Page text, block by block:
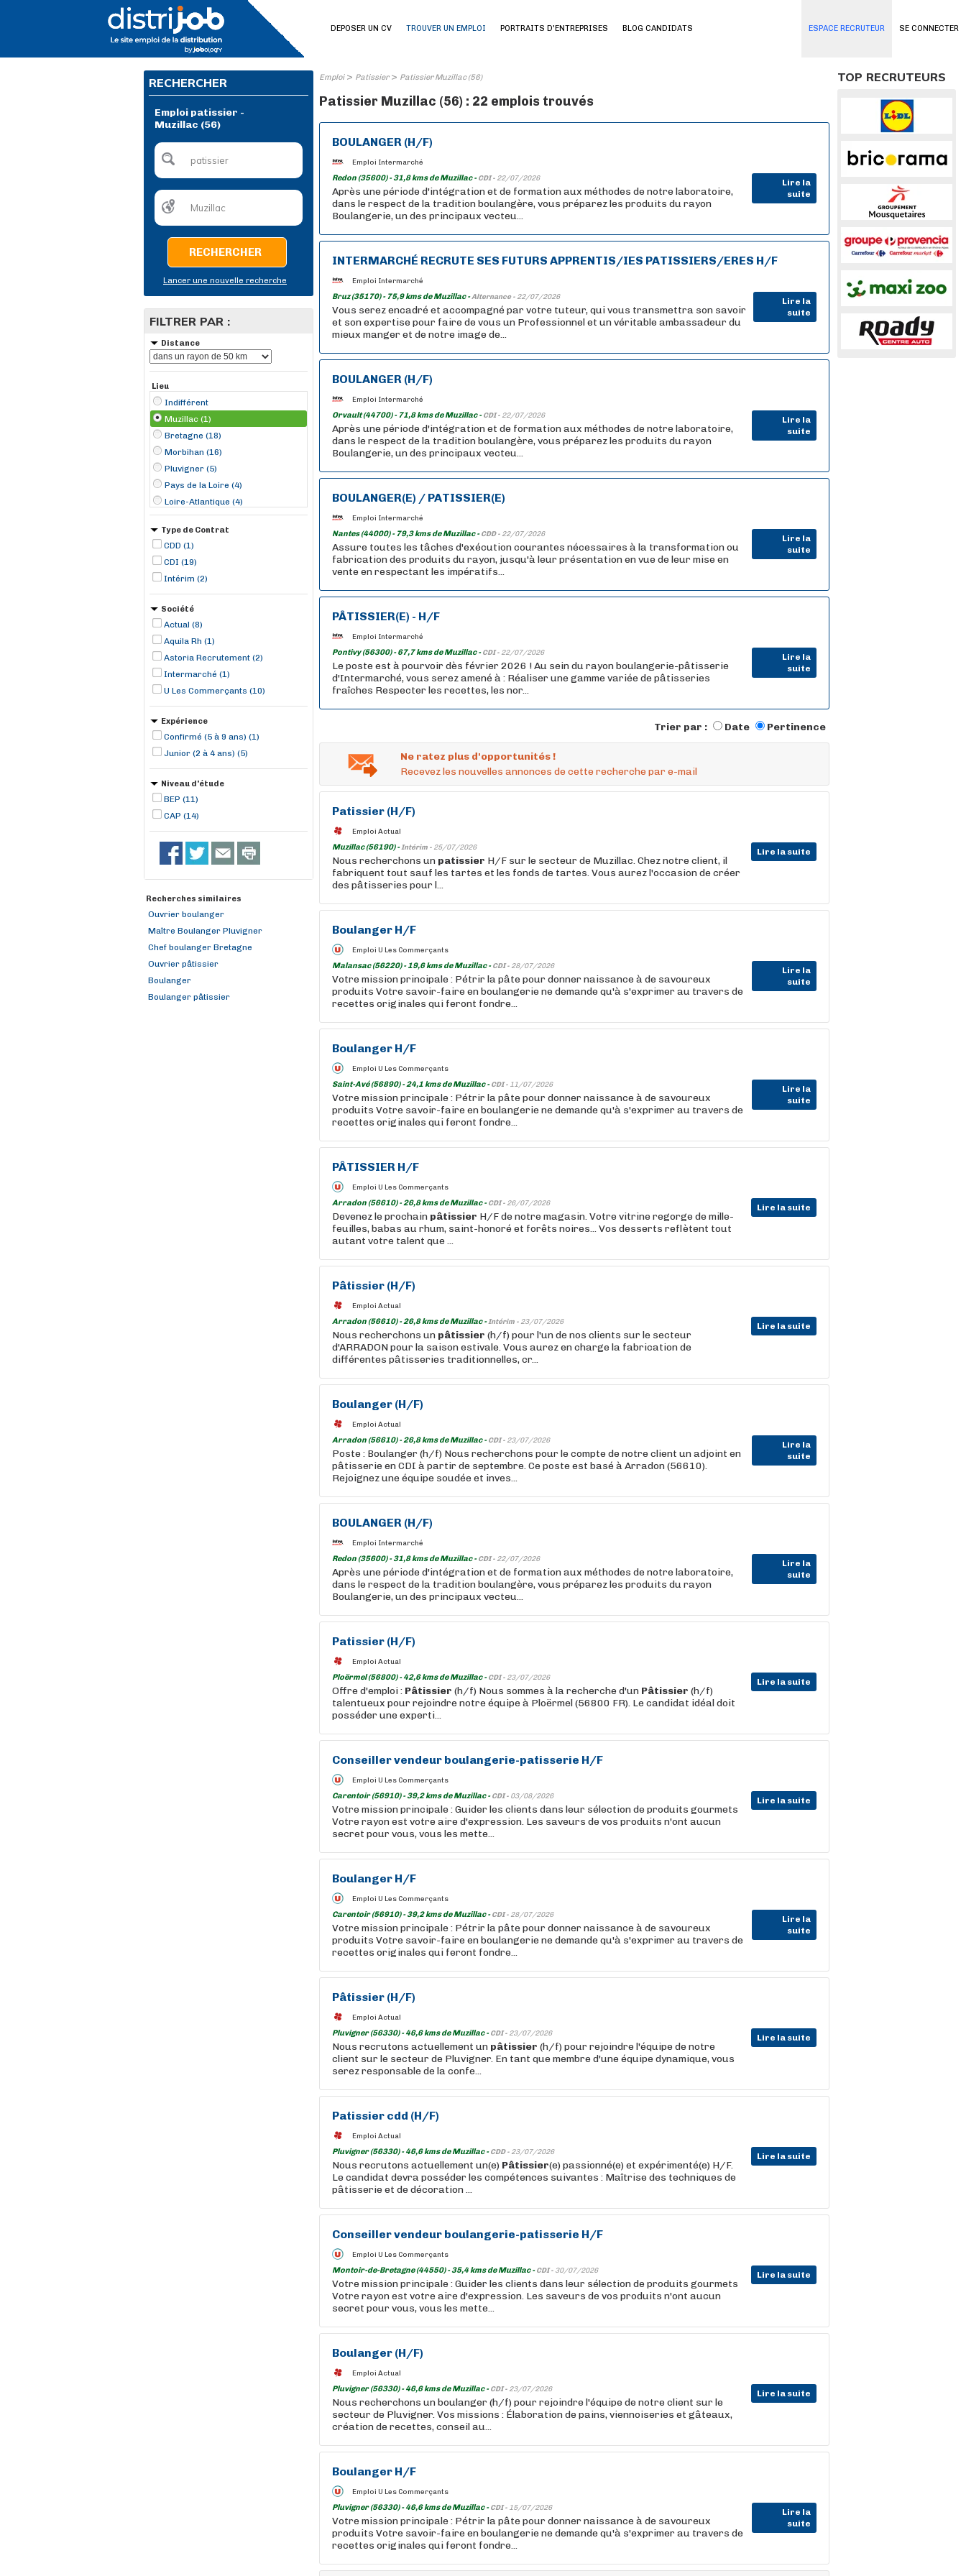
SE CONNECTER
DEPOSER UN CV TROUVER UN EMPLOI PORTRAITS D'ENTREPRISES BLOG CANDIDATS ESPACE RECRUTEUR
RECHERCHER
Emploi patissier -
Muzillac (56)
RECHERCHER
Lancer une nouvelle recherche
FILTRER PAR :
Distance
Lieu
Indifférent
Muzillac (1)
Bretagne (18)
Morbihan (16)
Pluvigner (5)
Pays de la Loire (4)
Loire-Atlantique (4)
Arradon (3)
Carentoir (2)
Savenay (2)
Guéméné-Penfao (1)
Malansac (1)
Type de Contrat
CDD (1)
CDI (19)
Intérim (2)
Société
Actual (8)
Aquila Rh (1)
Astoria Recrutement (2)
Intermarché (1)
U Les Commerçants (10)
Expérience
Confirmé (5 à 9 ans) (1)
Junior (2 à 4 ans) (5)
Niveau d'étude
BEP (11)
CAP (14)
Recherches similaires
Ouvrier boulanger
Maître Boulanger Pluvigner
Chef boulanger Bretagne
Ouvrier pâtissier
Boulanger
Boulanger pâtissier
Emploi> Patissier> Patissier Muzillac (56)
Patissier Muzillac (56) : 22 emplois trouvés
BOULANGER (H/F)
Emploi Intermarché
Redon (35600) - 31,8 kms de Muzillac -CDI - 22/07/2026
Lire la
suite
Après une période d'intégration et de formation aux méthodes de notre laboratoire,
dans le respect de la tradition boulangère, vous préparez les produits du rayon
Boulangerie, un des principaux vecteu...
INTERMARCHÉ RECRUTE SES FUTURS APPRENTIS/IES PATISSIERS/ERES H/F
Emploi Intermarché
Bruz (35170) - 75,9 kms de Muzillac -Alternance - 22/07/2026
Lire la
suite
Vous serez encadré et accompagné par votre tuteur, qui vous transmettra son savoir
et son expertise pour faire de vous un Professionnel et un véritable ambassadeur du
mieux manger et de notre image de...
BOULANGER (H/F)
Emploi Intermarché
Orvault (44700) - 71,8 kms de Muzillac -CDI - 22/07/2026
Lire la
suite
Après une période d'intégration et de formation aux méthodes de notre laboratoire,
dans le respect de la tradition boulangère, vous préparez les produits du rayon
Boulangerie, un des principaux vecteu...
BOULANGER(E) / PATISSIER(E)
Emploi Intermarché
Nantes (44000) - 79,3 kms de Muzillac -CDD - 22/07/2026
Lire la
suite
Assure toutes les tâches d'exécution courantes nécessaires à la transformation ou
fabrication des produits du rayon, jusqu'à leur présentation en vue de leur mise en
vente en respectant les impératifs...
PÂTISSIER(E) - H/F
Emploi Intermarché
Pontivy (56300) - 67,7 kms de Muzillac -CDI - 22/07/2026
Lire la
suite
Le poste est à pourvoir dès février 2026 ! Au sein du rayon boulangerie-pâtisserie
d'Intermarché, vous serez amené à : Réaliser une gamme variée de pâtisseries
fraîches Respecter les recettes, les nor...
Trier par : Date Pertinence
Ne ratez plus d'opportunités !
Recevez les nouvelles annonces de cette recherche par e-mail
Patissier (H/F)
Emploi Actual
Muzillac (56190) -Intérim - 25/07/2026 Lire la suite
Nous recherchons un patissier H/F sur le secteur de Muzillac. Chez notre client, il
fabriquent tout sauf les tartes et les fonds de tartes. Vous aurez l'occasion de créer
des pâtisseries pour l...
Boulanger H/F
Emploi U Les Commerçants
Malansac (56220) - 19,6 kms de Muzillac -CDI - 28/07/2026
Lire la
suite
Votre mission principale : Pétrir la pâte pour donner naissance à de savoureux
produits Votre savoir-faire en boulangerie ne demande qu'à s'exprimer au travers de
recettes originales qui feront fondre...
Boulanger H/F
Emploi U Les Commerçants
Saint-Avé (56890) - 24,1 kms de Muzillac -CDI - 11/07/2026
Lire la
suite
Votre mission principale : Pétrir la pâte pour donner naissance à de savoureux
produits Votre savoir-faire en boulangerie ne demande qu'à s'exprimer au travers de
recettes originales qui feront fondre...
PÂTISSIER H/F
Emploi U Les Commerçants
Arradon (56610) - 26,8 kms de Muzillac -CDI - 26/07/2026 Lire la suite
Devenez le prochain pâtissier H/F de notre magasin. Votre vitrine regorge de mille-
feuilles, babas au rhum, saint-honoré et forêts noires... Vos desserts reflètent tout
autant votre talent que ...
Pâtissier (H/F)
Emploi Actual
Arradon (56610) - 26,8 kms de Muzillac -Intérim - 23/07/2026 Lire la suite
Nous recherchons un pâtissier (h/f) pour l'un de nos clients sur le secteur
d'ARRADON pour la saison estivale. Vous aurez en charge la fabrication de
différentes pâtisseries traditionnelles, cr...
Boulanger (H/F)
Emploi Actual
Arradon (56610) - 26,8 kms de Muzillac -CDI - 23/07/2026
Lire la
suite
Poste : Boulanger (h/f) Nous recherchons pour le compte de notre client un adjoint en
pâtisserie en CDI à partir de septembre. Ce poste est basé à Arradon (56610).
Rejoignez une équipe soudée et inves...
BOULANGER (H/F)
Emploi Intermarché
Redon (35600) - 31,8 kms de Muzillac -CDI - 22/07/2026
Lire la
suite
Après une période d'intégration et de formation aux méthodes de notre laboratoire,
dans le respect de la tradition boulangère, vous préparez les produits du rayon
Boulangerie, un des principaux vecteu...
Patissier (H/F)
Emploi Actual
Ploërmel (56800) - 42,6 kms de Muzillac -CDI - 23/07/2026 Lire la suite
Offre d'emploi : Pâtissier (h/f) Nous sommes à la recherche d'un Pâtissier (h/f)
talentueux pour rejoindre notre équipe à Ploërmel (56800 FR). Le candidat idéal doit
posséder une experti...
Conseiller vendeur boulangerie-patisserie H/F
Emploi U Les Commerçants
Carentoir (56910) - 39,2 kms de Muzillac -CDI - 03/08/2026 Lire la suite
Votre mission principale : Guider les clients dans leur sélection de produits gourmets
Votre rayon est votre aire d'expression. Les saveurs de vos produits n'ont aucun
secret pour vous, vous les mette...
Boulanger H/F
Emploi U Les Commerçants
Carentoir (56910) - 39,2 kms de Muzillac -CDI - 28/07/2026
Lire la
suite
Votre mission principale : Pétrir la pâte pour donner naissance à de savoureux
produits Votre savoir-faire en boulangerie ne demande qu'à s'exprimer au travers de
recettes originales qui feront fondre...
Pâtissier (H/F)
Emploi Actual
Pluvigner (56330) - 46,6 kms de Muzillac -CDI - 23/07/2026 Lire la suite
Nous recrutons actuellement un pâtissier (h/f) pour rejoindre l'équipe de notre
client sur le secteur de Pluvigner. En tant que membre d'une équipe dynamique, vous
serez responsable de la confe...
Patissier cdd (H/F)
Emploi Actual
Pluvigner (56330) - 46,6 kms de Muzillac -CDD - 23/07/2026 Lire la suite
Nous recrutons actuellement un(e) Pâtissier(e) passionné(e) et expérimenté(e) H/F.
Le candidat devra posséder les compétences suivantes : Maîtrise des techniques de
pâtisserie et de décoration ...
Conseiller vendeur boulangerie-patisserie H/F
Emploi U Les Commerçants
Montoir-de-Bretagne (44550) - 35,4 kms de Muzillac -CDI - 30/07/2026 Lire la suite
Votre mission principale : Guider les clients dans leur sélection de produits gourmets
Votre rayon est votre aire d'expression. Les saveurs de vos produits n'ont aucun
secret pour vous, vous les mette...
Boulanger (H/F)
Emploi Actual
Pluvigner (56330) - 46,6 kms de Muzillac -CDI - 23/07/2026 Lire la suite
Nous recherchons un boulanger (h/f) pour rejoindre l'équipe de notre client sur le
secteur de Pluvigner. Vos missions : Élaboration de pains, viennoiseries et gâteaux,
création de recettes, conseil au...
Boulanger H/F
Emploi U Les Commerçants
Pluvigner (56330) - 46,6 kms de Muzillac -CDI - 15/07/2026
Lire la
suite
Votre mission principale : Pétrir la pâte pour donner naissance à de savoureux
produits Votre savoir-faire en boulangerie ne demande qu'à s'exprimer au travers de
recettes originales qui feront fondre...
TOP RECRUTEURS